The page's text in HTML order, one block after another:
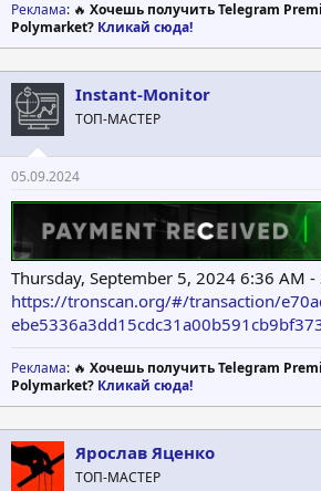
Реклама: 🔥 Хочешь получить Telegram
Polymarket? Кликай сюда!
Instant-Monitor
ТОП-МАСТЕР
05.09.2024
Thursday, September 5, 2024 6:36 AM -
https://tronscan.org/#/transaction/
Реклама: 🔥 Хочешь получить Telegram
Polymarket? Кликай сюда!
Ярослав Яценко
ТОП-МАСТЕР